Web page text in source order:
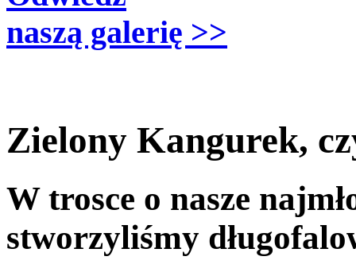
naszą galerię >>
Zielony Kangurek,
W trosce o nasze
stworzyliśmy